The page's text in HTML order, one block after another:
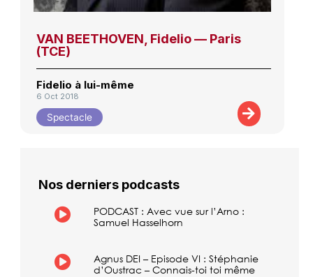
VAN BEETHOVEN, Fidelio — Paris
(TCE)
Fidelio à lui-même
6 Oct 2018
Spectacle
Nos derniers podcasts
PODCAST : Avec vue sur l’Arno :
Samuel Hasselhorn
Agnus DEI – Episode VI : Stéphanie
d’Oustrac – Connais-toi toi même